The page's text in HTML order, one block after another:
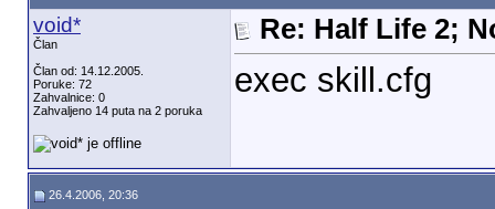
void*
Član
Član od: 14.12.2005.
Poruke: 72
Zahvalnice: 0
Zahvaljeno 14 puta na 2 poruka
Re: Half Life 2;
exec skill.cfg
26.4.2006, 20:36